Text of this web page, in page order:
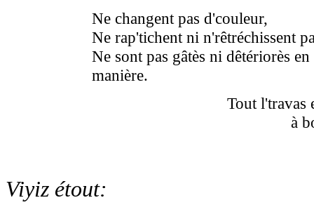
Ne changent pas d'couleur,
Ne rap'tichent ni n'rêtréchissent
Ne sont pas gâtès ni dêtériorès
manière.
Tout l'travas
à
Viyiz étout: